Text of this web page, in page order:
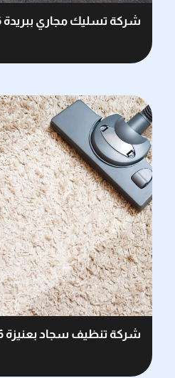
شركة تسليك مجاري ببريدة 0503162506
شركة تنظيف سجاد بعنيزة 0503162506